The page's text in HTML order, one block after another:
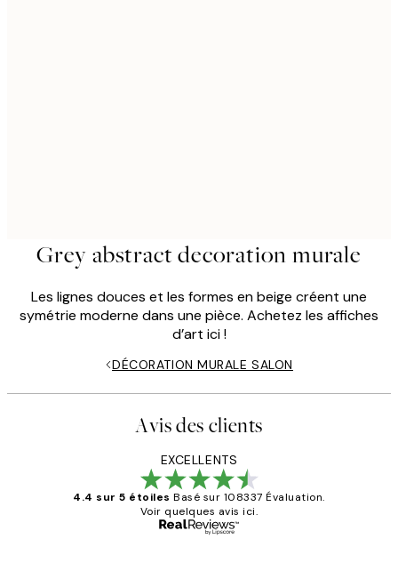
Grey abstract decoration murale
Les lignes douces et les formes en beige créent une
symétrie moderne dans une pièce. Achetez les affiches
d’art ici !
DÉCORATION MURALE SALON
Avis des clients
EXCELLENTS
4.4 sur 5 étoiles Basé sur 108337 Évaluation.
Voir quelques avis ici.